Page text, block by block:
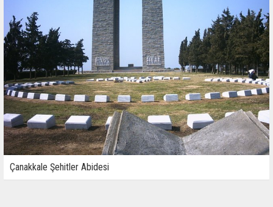
Çanakkale Şehitler Abidesi